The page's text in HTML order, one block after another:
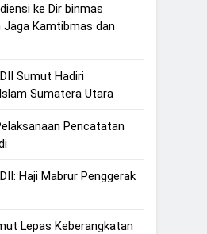
ke Dir binmas
Kamtibmas dan
Sumut Hadiri
Sumatera Utara
Pencatatan
Haji Mabrur Penggerak
Lepas Keberangkatan